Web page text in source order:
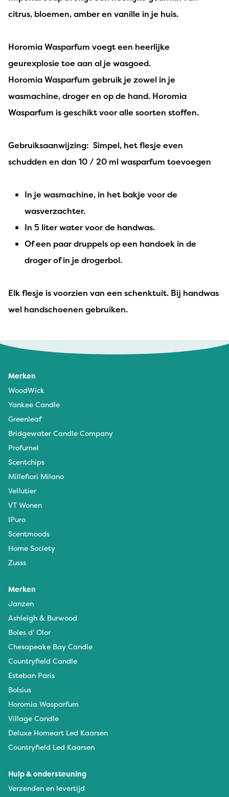
citrus, bloemen, amber en vanille in je huis.
Horomia Wasparfum voegt een heerlijke
geurexplosie toe aan al je wasgoed.
Horomia Wasparfum gebruik je zowel in je
wasmachine, droger en op de hand. Horomia
Wasparfum is geschikt voor alle soorten stoffen.
Gebruiksaanwijzing: Simpel, het flesje even
schudden en dan 10 / 20 ml wasparfum toevoegen
In je wasmachine, in het bakje voor de
wasverzachter.
In 5 liter water voor de handwas.
Of een paar druppels op een handoek in de
droger of in je drogerbol.
Elk flesje is voorzien van een schenktuit. Bij handwas
wel handschoenen gebruiken.
Merken
WoodWick
Yankee Candle
Greenleaf
Bridgewater Candle Company
Profumel
Scentchips
Millefiori Milano
Vellutier
VT Wonen
IPuro
Scentmoods
Home Society
Zusss
Merken
Janzen
Ashleigh & Burwood
Boles d’ Olor
Chesapeake Bay Candle
Countryfield Candle
Esteban Paris
Bolsius
Horomia Wasparfum
Village Candle
Deluxe Homeart Led Kaarsen
Countryfield Led Kaarsen
Hulp & ondersteuning
Verzenden en levertijd